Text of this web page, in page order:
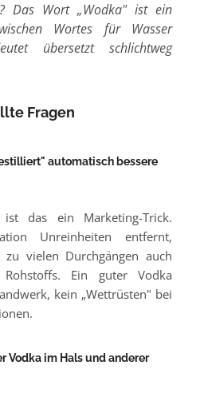
Das Wort „Wodka" ist ein
Wortes für Wasser
übersetzt schlichtweg
Fragen
automatisch bessere
das ein Marketing-Trick.
Unreinheiten entfernt,
vielen Durchgängen auch
Ein guter Vodka
kein „Wettrüsten" bei
Vodka im Hals und anderer